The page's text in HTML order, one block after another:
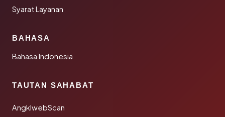
Syarat Layanan
BAHASA
Bahasa Indonesia
TAUTAN SAHABAT
AngklwebScan